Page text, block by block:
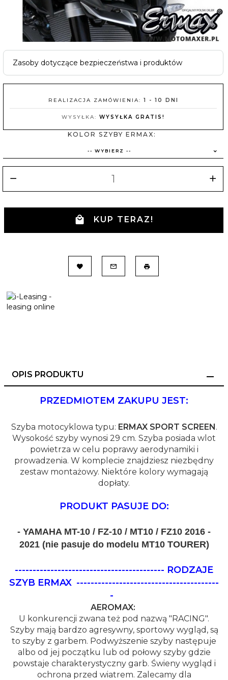
Zasoby dotyczące bezpieczeństwa i produktów
REALIZACJA ZAMÓWIENIA: 1 - 10 DNI
WYSYŁKA: WYSYŁKA GRATIS!
KOLOR SZYBY ERMAX:
-- WYBIERZ --
KUP TERAZ!
OPIS PRODUKTU
PRZEDMIOTEM ZAKUPU JEST:
Szyba motocyklowa typu: ERMAX SPORT SCREEN.
Wysokość szyby wynosi 29 cm. Szyba posiada wlot
powietrza w celu poprawy aerodynamiki i
prowadzenia. W komplecie znajdziesz niezbędny
zestaw montażowy. Niektóre kolory wymagają
dopłaty.
PRODUKT PASUJE DO:
- YAMAHA MT-10 / FZ-10 / MT10 / FZ10 2016 -
2021 (nie pasuje do modelu MT10 TOURER)
------------------------------------------ RODZAJE
SZYB ERMAX ----------------------------------------
-
AEROMAX:
U konkurencji zwana też pod nazwą "RACING".
Szyby mają bardzo agresywny, sportowy wygląd, są
to szyby z garbem. Podwyższenie szyby następuje
albo od jej początku lub od połowy szyby gdzie
powstaje charakterystyczny garb. Świeny wygląd i
ochrona przed wiatrem. Zalecamy dla